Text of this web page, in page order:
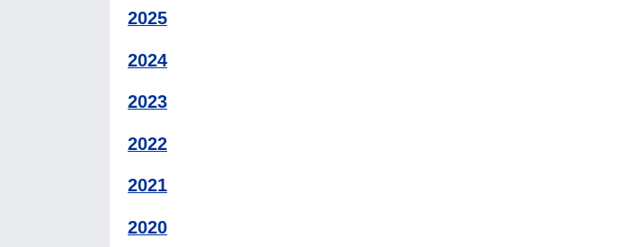
2025
2024
2023
2022
2021
2020